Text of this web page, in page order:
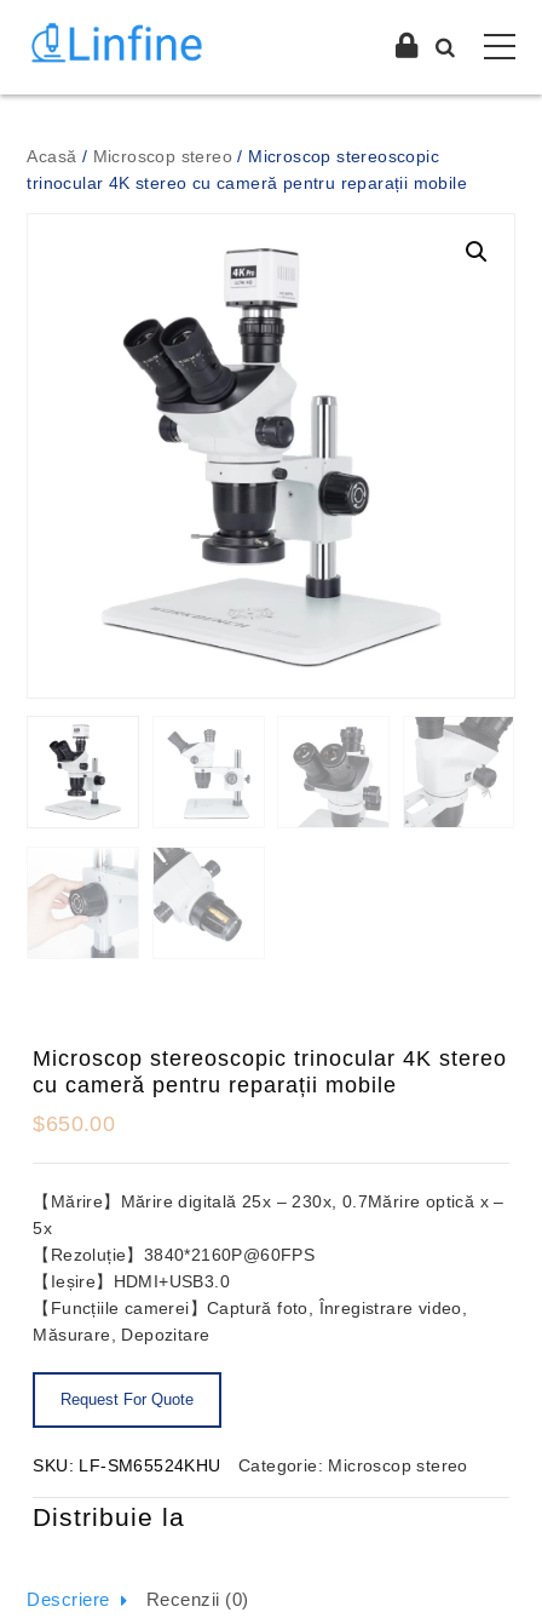
Acasă / Microscop stereo / Microscop stereoscopic
trinocular 4K stereo cu cameră pentru reparații mobile
Microscop stereoscopic trinocular 4K stereo
cu cameră pentru reparații mobile
$650.00
【Mărire】Mărire digitală 25x – 230x, 0.7Mărire optică x –
5x
【Rezoluție】3840*2160P@60FPS
【Ieșire】HDMI+USB3.0
【Funcțiile camerei】Captură foto, Înregistrare video,
Măsurare, Depozitare
SKU: LF-SM65524KHU Categorie: Microscop stereo
Distribuie la
Descriere Recenzii (0)